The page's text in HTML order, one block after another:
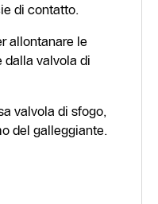
di contatto.
allontanare le
dalla valvola di
valvola di sfogo,
del galleggiante.